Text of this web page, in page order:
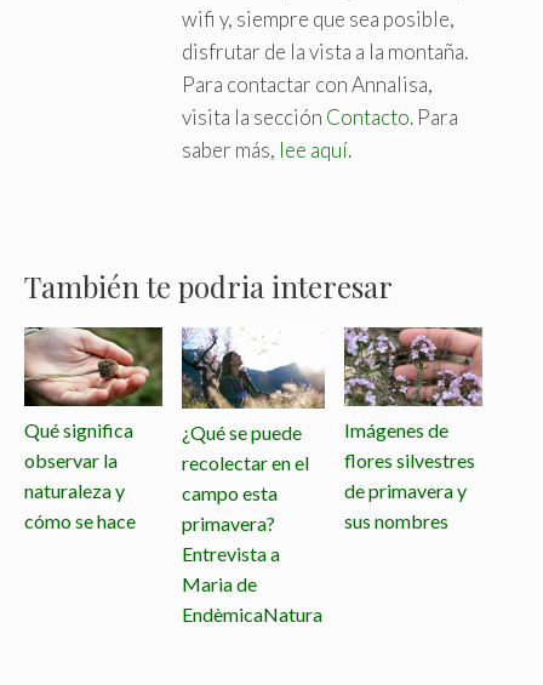
wifi y, siempre que sea posible,
disfrutar de la vista a la montaña.
Para contactar con Annalisa,
visita la sección Contacto. Para
saber más, lee aquí.
También te podria interesar
Qué significa
observar la
naturaleza y
cómo se hace
¿Qué se puede
recolectar en el
campo esta
primavera?
Entrevista a
Maria de
EndèmicaNatura
Imágenes de
flores silvestres
de primavera y
sus nombres